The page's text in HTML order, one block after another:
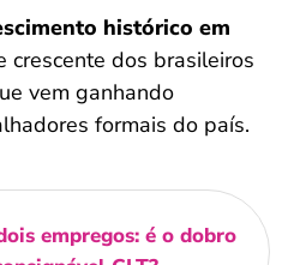
histórico em
crescente dos brasileiros
vem ganhando
formais do país.
empregos: é o dobro